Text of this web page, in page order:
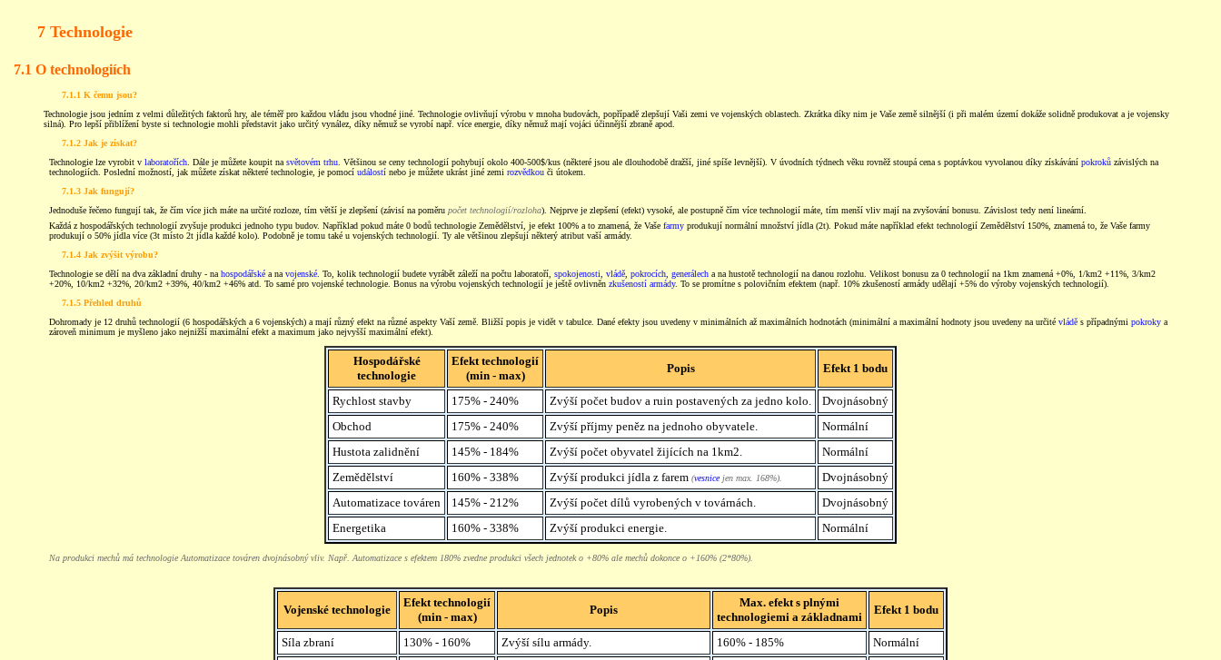
7 Technologie
7.1 O technologiích
7.1.1 K čemu jsou?
Technologie jsou jedním z velmi důležitých faktorů hry, ale téměř pro každou vládu jsou vhodné jiné. Technologie ovlivňují výrobu v mnoha budovách, popřípadě zlepšují Vaši zemi ve vojenských oblastech. Zkrátka díky nim je Vaše země silnější (i při malém území dokáže solidně produkovat a je vojensky
silná). Pro lepší přiblížení byste si technologie mohli představit jako určitý vynález, díky němuž se vyrobí např. více energie, díky němuž mají vojáci účinnější zbraně apod.
7.1.2 Jak je získat?
Technologie lze vyrobit v laboratořích . Dále je můžete koupit na světovém trhu . Většinou se ceny technologií pohybují okolo 400-500$/kus (některé jsou ale dlouhodobě dražší, jiné spíše levnější). V úvodních týdnech věku rovněž stoupá cena s poptávkou vyvolanou díky získávání pokroků závislých na
technologiích. Poslední možností, jak můžete získat některé technologie, je pomocí událostí nebo je můžete ukrást jiné zemi rozvědkou či útokem.
7.1.3 Jak fungují?
Jednoduše řečeno fungují tak, že čím více jich máte na určité rozloze, tím větší je zlepšení (závisí na poměru počet technologií/rozloha). Nejprve je zlepšení (efekt) vysoké, ale postupně čím více technologií máte, tím menší vliv mají na zvyšování bonusu. Závislost tedy není lineární.
Každá z hospodářských technologií zvyšuje produkci jednoho typu budov. Například pokud máte 0 bodů technologie Zemědělství, je efekt 100% a to znamená, že Vaše farmy produkují normální množství jídla (2t). Pokud máte například efekt technologií Zemědělství 150%, znamená to, že Vaše farmy
produkují o 50% jídla více (3t místo 2t jídla každé kolo). Podobně je tomu také u vojenských technologií. Ty ale většinou zlepšují některý atribut vaší armády.
7.1.4 Jak zvýšit výrobu?
Technologie se dělí na dva základní druhy - na hospodářské a na vojenské . To, kolik technologií budete vyrábět záleží na počtu laboratoří, spokojenosti vládě pokrocích generálech a na hustotě technologií na danou rozlohu. Velikost bonusu za 0 technologií na 1km znamená +0%, 1/km2 +11%, 3/km2
+20%, 10/km2 +32%, 20/km2 +39%, 40/km2 +46% atd. To samé pro vojenské technologie. Bonus na výrobu vojenských technologií je ještě ovlivněn zkušeností armády. To se promítne s polovičním efektem (např. 10% zkušeností armády udělají +5% do výroby vojenských technologií).
7.1.5 Přehled druhů
Dohromady je 12 druhů technologií (6 hospodářských a 6 vojenských) a mají různý efekt na různé aspekty Vaší země. Bližší popis je vidět v tabulce. Dané efekty jsou uvedeny v minimálních až maximálních hodnotách (minimální a maximální hodnoty jsou uvedeny na určité vládě s případnými pokroky a
zároveň minimum je myšleno jako nejnižší maximální efekt a maximum jako nejvyšší maximální efekt).
Hospodářské
technologie
Efekt technologií
(min - max)
Popis Efekt 1 bodu
Rychlost stavby 175% - 240% Zvýší počet budov a ruin postavených za jedno kolo.
Dvojnásobný
Obchod
175% - 240% Zvýší příjmy peněz na jednoho obyvatele.
Normální
Hustota zalidnění
145% - 184% Zvýší počet obyvatel žijících na 1km2.
Normální
Zemědělství
160% - 338% Zvýší produkci jídla z farem (vesnicejen max. 168%).
Dvojnásobný
Automatizace továren
145% - 212% Zvýší počet dílů vyrobených v továrnách.
Dvojnásobný
Energetika
160% - 338% Zvýší produkci energie. Normální
Na produkci mechů má technologie Automatizace továren dvojnásobný vliv. Např. Automatizace s efektem 180% zvedne produkci všech jednotek o +80% ale mechů dokonce o +160% (2*80%).
Vojenské technologie
Efekt technologií
(min - max)
Popis
Max. efekt s plnými
technologiemi a základnami
Efekt 1 bodu
Síla zbraní 130% - 160% Zvýší sílu armády. 160% - 185% Normální